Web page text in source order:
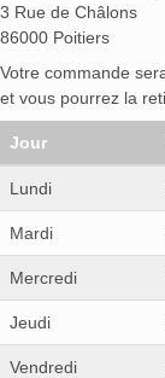
3 Rue de Châlons
86000 Poitiers
Votre commande
et vous pourrez la
Jour
Lundi
Mardi
Mercredi
Jeudi
Vendredi